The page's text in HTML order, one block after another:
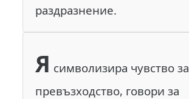
раздразнение.
Я символизира чувство за
превъзходство, говори за